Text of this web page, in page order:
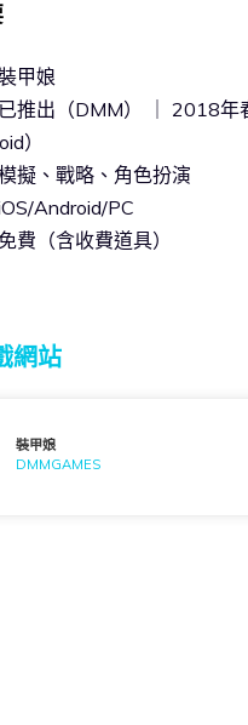
甲娘
推出（DMM） ｜ 2018年
）
擬、戰略、角色扮演
Android/PC
（含收費道具）
網站
裝甲娘
DMMGAMES